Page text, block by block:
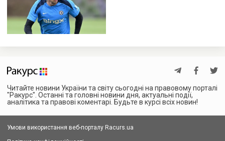
Читайте новини України та світу сьогодні на правовому порталі
"Ракурс". Останні та головні новини дня, актуальні події,
аналітика та правові коментарі. Будьте в курсі всіх новин!
Умови використання веб-порталу Racurs.ua